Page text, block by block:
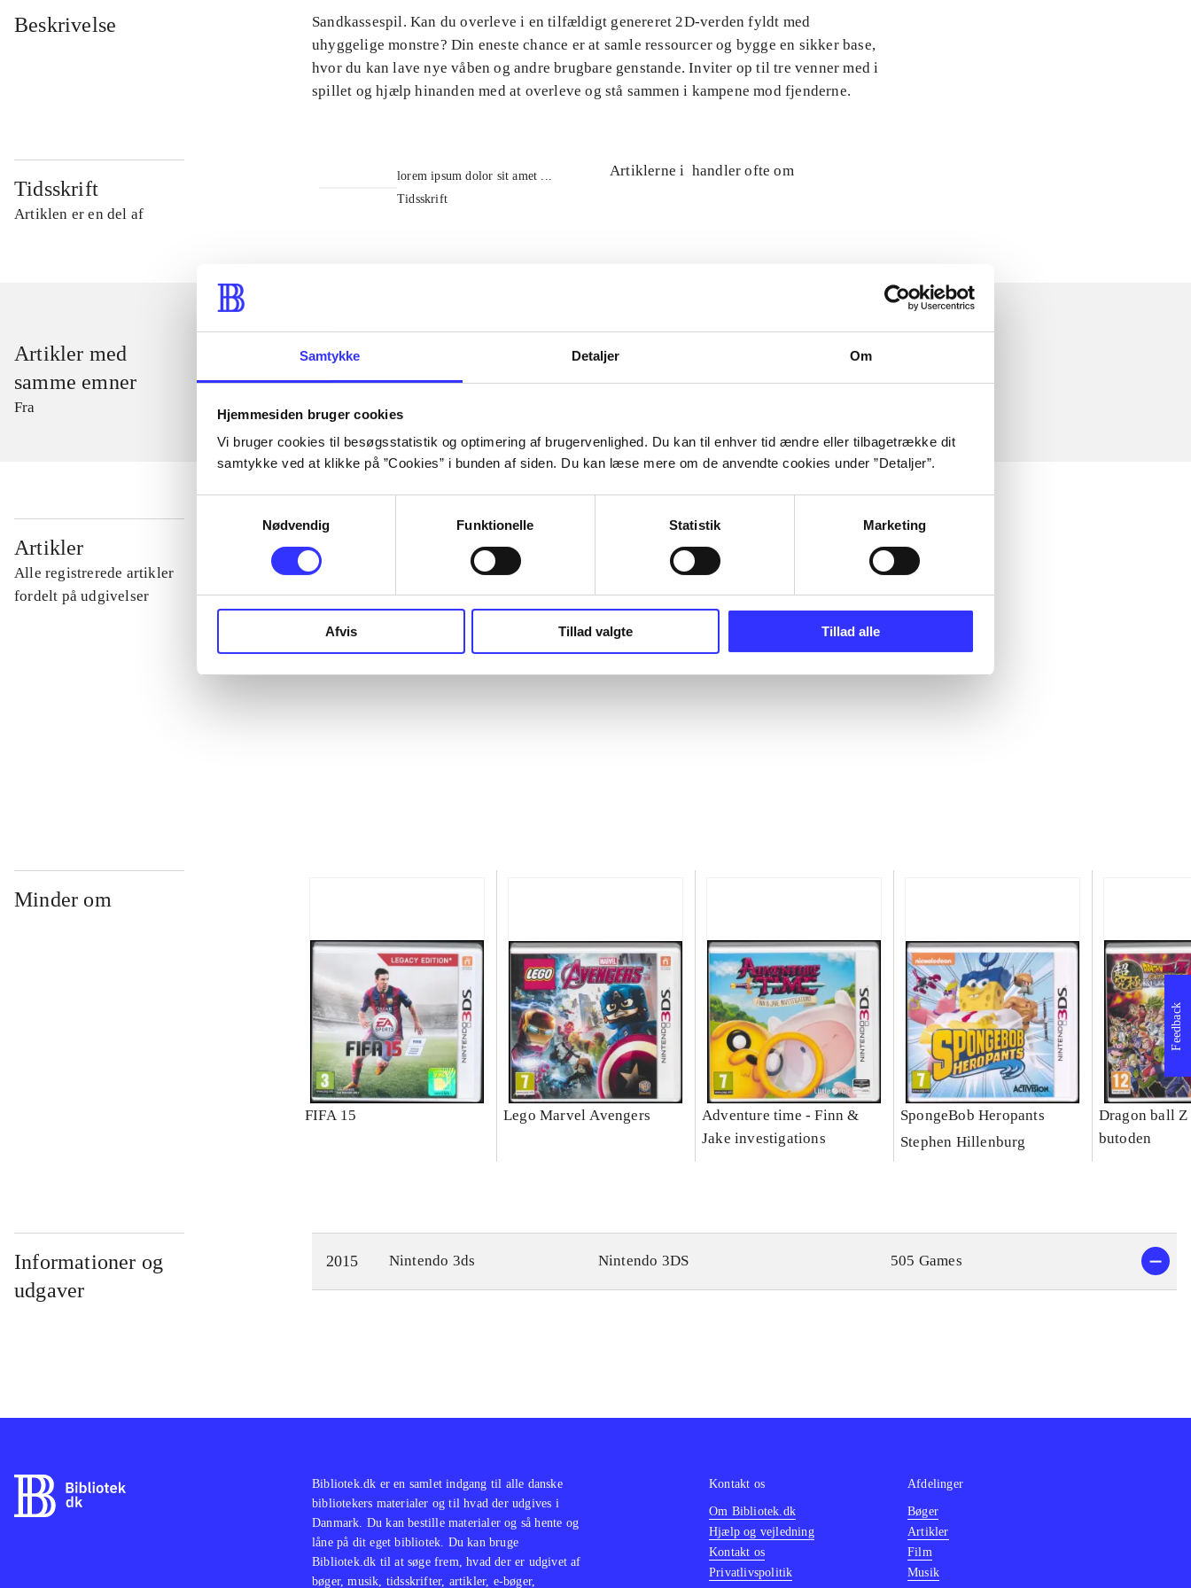
Samtykke Detaljer Om
Hjemmesiden bruger cookies
Vi bruger cookies til besøgsstatistik og optimering af brugervenlighed. Du kan til enhver tid ændre eller tilbagetrække dit
samtykke ved at klikke på ”Cookies” i bunden af siden. Du kan læse mere om de anvendte cookies under ”Detaljer”.
Nødvendig
Funktionelle Statistik Marketing
Afvis Tillad valgte Tillad alle
Beskrivelse
Sandkassespil. Kan du overleve i en tilfældigt genereret 2D-verden fyldt med
uhyggelige monstre? Din eneste chance er at samle ressourcer og bygge en sikker base,
hvor du kan lave nye våben og andre brugbare genstande. Inviter op til tre venner med i
spillet og hjælp hinanden med at overleve og stå sammen i kampene mod fjenderne.
Tidsskrift
Artiklen er en del af
lorem ipsum dolor sit amet ...
Tidsskrift
Artiklerne i handler ofte om
Artikler med
samme emner
Fra
Artikler
Alle registrerede artikler
fordelt på udgivelser
...
...
...
Minder om
FIFA 15 Lego Marvel Avengers
Adventure time - Finn &
Jake investigations
SpongeBob Heropants
Stephen Hillenburg
Dragon ball Z
butoden
Informationer og
udgaver
2015 Nintendo 3ds Nintendo 3DS 505 Games
Feedback
Bibliotek.dk er en samlet indgang til alle danske
bibliotekers materialer og til hvad der udgives i
Danmark. Du kan bestille materialer og så hente og
låne på dit eget bibliotek. Du kan bruge
Bibliotek.dk til at søge frem, hvad der er udgivet af
bøger, musik, tidsskrifter, artikler, e-bøger,
Kontakt os
Om Bibliotek.dk
Hjælp og vejledning
Kontakt os
Privatlivspolitik
Afdelinger
Bøger
Artikler
Film
Musik